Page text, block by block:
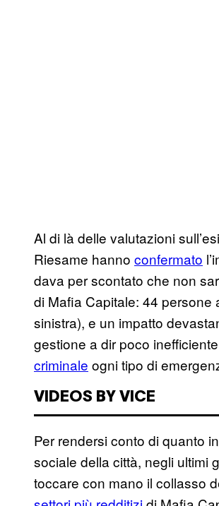
Al di là delle valutazioni
Riesame hanno confermato
dava per scontato che non
di Mafia Capitale: 44 persone
sinistra), e un impatto
gestione a dir poco
criminale ogni tipo di
VIDEOS BY VICE
Per rendersi conto di quanto
sociale della città, negli ultimi
toccare con mano il collasso